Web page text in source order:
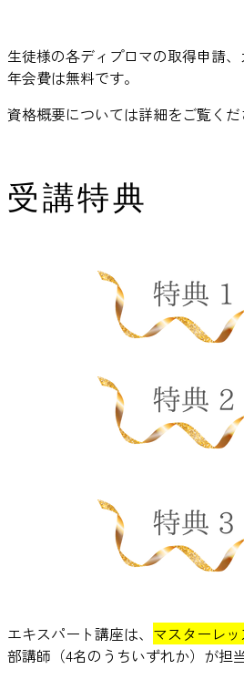
生徒様の各ディプロマの取得申請
年会費は無料です。
資格概要については詳細をご覧くだ
受講特典
エキスパート講座は、 マスターレ
部講師（4名のうちいずれか）が担